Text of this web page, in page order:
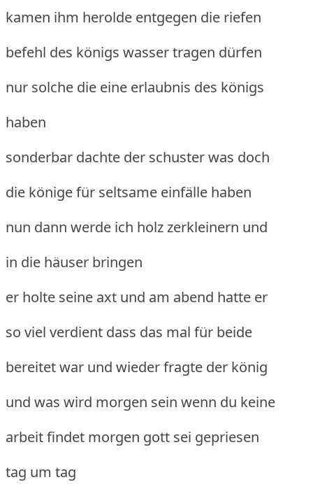
kamen ihm herolde entgegen die riefen
befehl des königs wasser tragen dürfen
nur solche die eine erlaubnis des königs
haben
sonderbar dachte der schuster was doch
die könige für seltsame einfälle haben
nun dann werde ich holz zerkleinern und
in die häuser bringen
er holte seine axt und am abend hatte er
so viel verdient dass das mal für beide
bereitet war und wieder fragte der könig
und was wird morgen sein wenn du keine
arbeit findet morgen gott sei gepriesen
tag um tag